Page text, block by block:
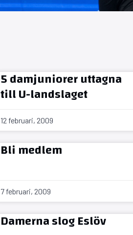
5 damjuniorer uttagna
till U-landslaget
12 februari, 2009
Bli medlem
7 februari, 2009
Damerna slog Eslöv